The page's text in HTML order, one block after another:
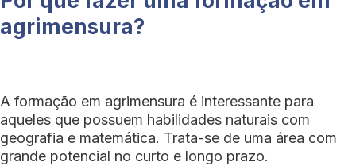
agrimensura?
A formação em agrimensura é interessante para
aqueles que possuem habilidades naturais com
geografia e matemática. Trata-se de uma área com
grande potencial no curto e longo prazo.